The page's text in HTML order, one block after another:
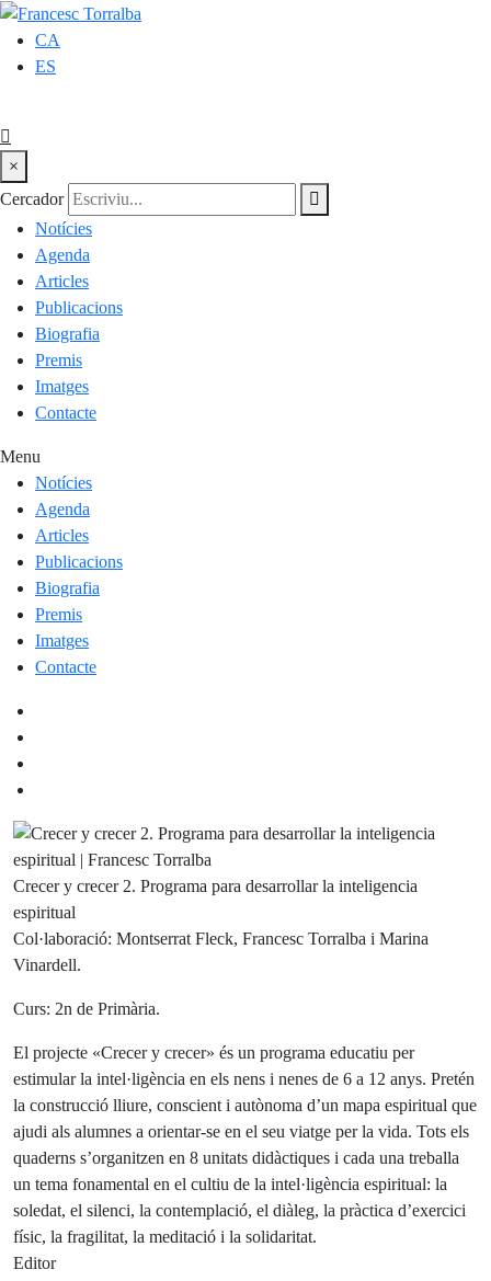
CA
ES
×
Cercador
Notícies
Agenda
Articles
Publicacions
Biografia
Premis
Imatges
Contacte
Menu
Notícies
Agenda
Articles
Publicacions
Biografia
Premis
Imatges
Contacte
Crecer y crecer 2. Programa para desarrollar la inteligencia
espiritual
Col·laboració: Montserrat Fleck, Francesc Torralba i Marina
Vinardell.
Curs: 2n de Primària.
El projecte «Crecer y crecer» és un programa educatiu per
estimular la intel·ligència en els nens i nenes de 6 a 12 anys. Pretén
la construcció lliure, conscient i autònoma d’un mapa espiritual que
ajudi als alumnes a orientar-se en el seu viatge per la vida. Tots els
quaderns s’organitzen en 8 unitats didàctiques i cada una treballa
un tema fonamental en el cultiu de la intel·ligència espiritual: la
soledat, el silenci, la contemplació, el diàleg, la pràctica d’exercici
físic, la fragilitat, la meditació i la solidaritat.
Editor